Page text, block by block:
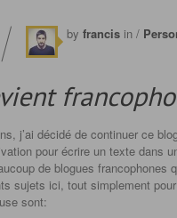
by francis in /
j’ai décidé de continuer ce
pour écrire un texte dans
de blogues
sujets ici, tout simplement
sont: